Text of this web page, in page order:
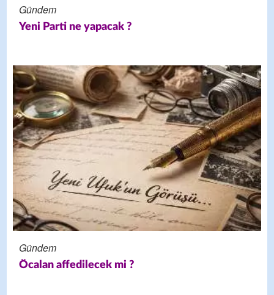
Gündem
Yeni Parti ne yapacak ?
Gündem
Öcalan affedilecek mi ?